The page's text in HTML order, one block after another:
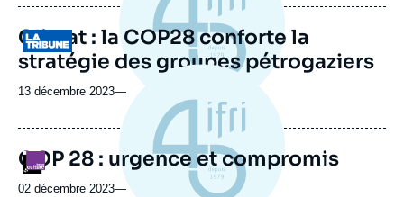
Logo
Climat : la COP28 conforte la
stratégie des groupes pétrogaziers
13 décembre 2023—
Logo
COP 28 : urgence et compromis
02 décembre 2023—